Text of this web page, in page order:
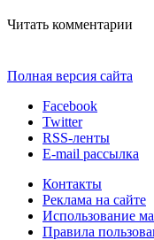
Читать комментарии
Полная версия сайта
Facebook
Twitter
RSS-ленты
E-mail рассылка
Контакты
Реклама на сайте
Использование
Правила